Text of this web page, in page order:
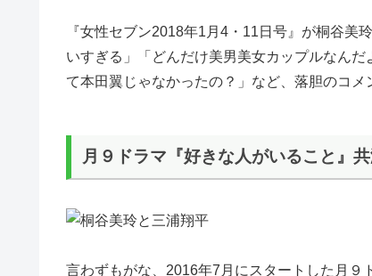
『女性セブン2018年1月4・11日号』が桐谷美
いすぎる」「どんだけ美男美女カップルなん
て本田翼じゃなかったの？」など、落胆のコメ
月９ドラマ『好きな人がいること』
言わずもがな、2016年7月にスタートした月